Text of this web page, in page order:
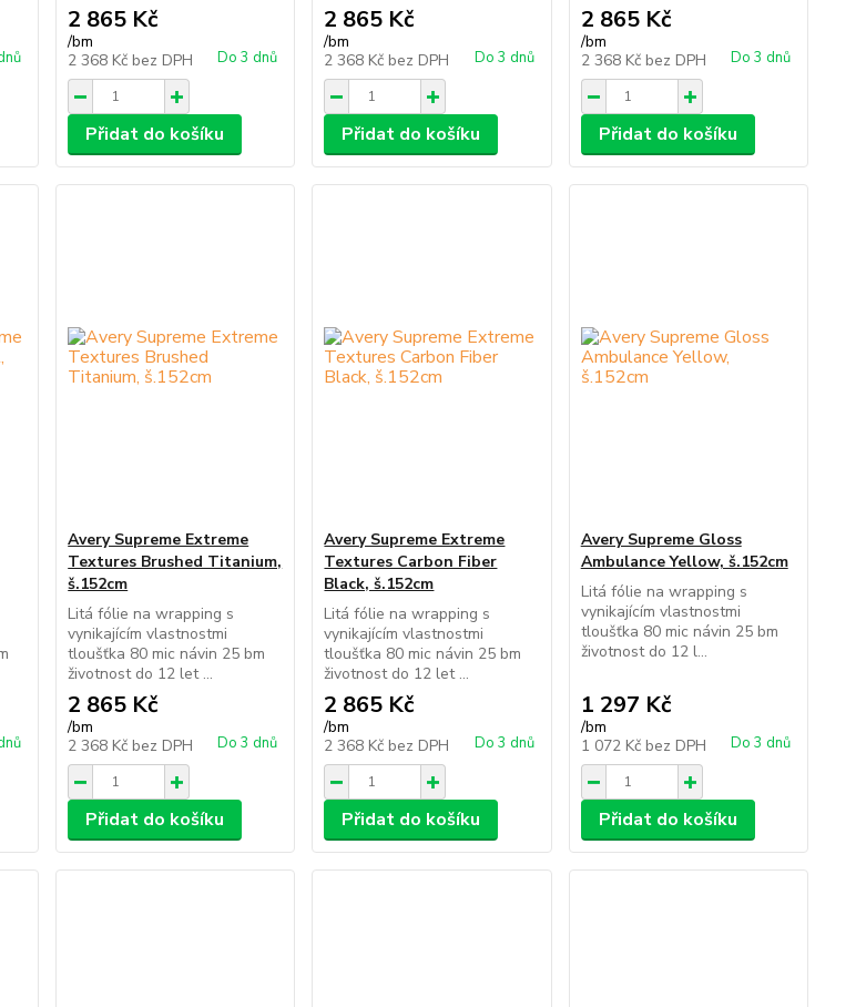
2 865 Kč
/bm
2 368 Kč bez DPH Do 3 dnů
Přidat do košíku
2 865 Kč
/bm
2 368 Kč bez DPH Do 3 dnů
Přidat do košíku
2 865 Kč
/bm
2 368 Kč bez DPH Do 3 dnů
Přidat do košíku
Avery Supreme Extreme
Textures Brushed Titanium,
š.152cm
Litá fólie na wrapping s
vynikajícím vlastnostmi
tloušťka 80 mic návin 25 bm
životnost do 12 let ...
2 865 Kč
/bm
2 368 Kč bez DPH Do 3 dnů
Přidat do košíku
Avery Supreme Extreme
Textures Carbon Fiber
Black, š.152cm
Litá fólie na wrapping s
vynikajícím vlastnostmi
tloušťka 80 mic návin 25 bm
životnost do 12 let ...
2 865 Kč
/bm
2 368 Kč bez DPH Do 3 dnů
Přidat do košíku
Avery Supreme Gloss
Ambulance Yellow, š.152cm
Litá fólie na wrapping s
vynikajícím vlastnostmi
tloušťka 80 mic návin 25 bm
životnost do 12 l...
1 297 Kč
/bm
1 072 Kč bez DPH Do 3 dnů
Přidat do košíku